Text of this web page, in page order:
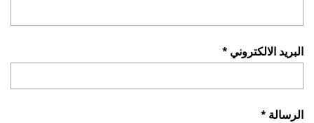
البريد الالكتروني *
الرسالة *